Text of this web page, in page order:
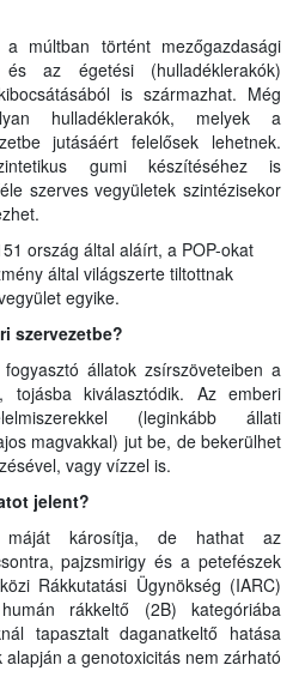
múltban történt mezőgazdasági
az égetési (hulladéklerakók)
is származhat. Még
hulladéklerakók, melyek a
jutásáért felelősek lehetnek.
gumi készítéséhez is
szerves vegyületek szintézisekor
ország által aláírt, a POP-okat
által világszerte tiltottnak
egyike.
szervezetbe?
állatok zsírszöveteiben a
tojásba kiválasztódik. Az emberi
(leginkább állati
magvakkal) jut be, de bekerülhet
vagy vízzel is.
jelent?
károsítja, de hathat az
pajzsmirigy és a petefészek
Rákkutatási Ügynökség (IARC)
rákkeltő (2B) kategóriába
tapasztalt daganatkeltő hatása
a genotoxicitás nem zárható